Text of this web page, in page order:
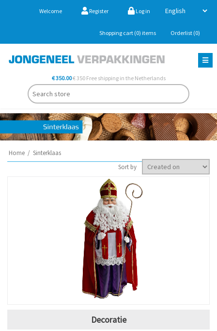
Welcome Register Log in
Shopping cart (0) items Orderlist (0)
€ 350.00€ 350 Free shipping in the Netherlands
Home / Sinterklaas
Sort by
Decoratie